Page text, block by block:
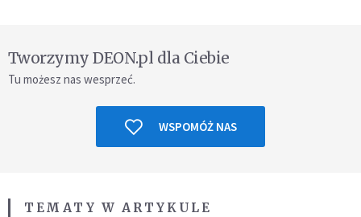
Tworzymy DEON.pl dla Ciebie
Tu możesz nas wesprzeć.
WSPOMÓŻ NAS
TEMATY W ARTYKULE